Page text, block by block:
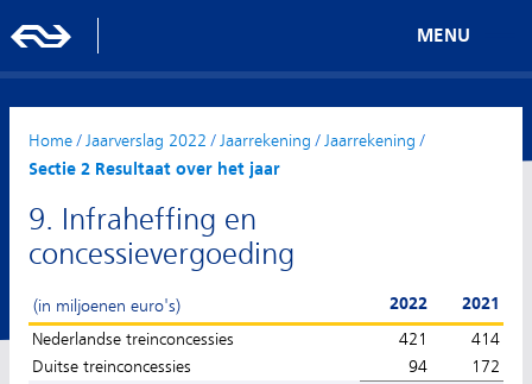
MENU
Home/ Jaarverslag 2022 / Jaarrekening / Jaarrekening /
Sectie 2 Resultaat over het jaar
9. Infraheffing en
concessievergoeding
(in miljoenen euro's) 2022
2021
Nederlandse treinconcessies
421
414
Duitse treinconcessies
94
172